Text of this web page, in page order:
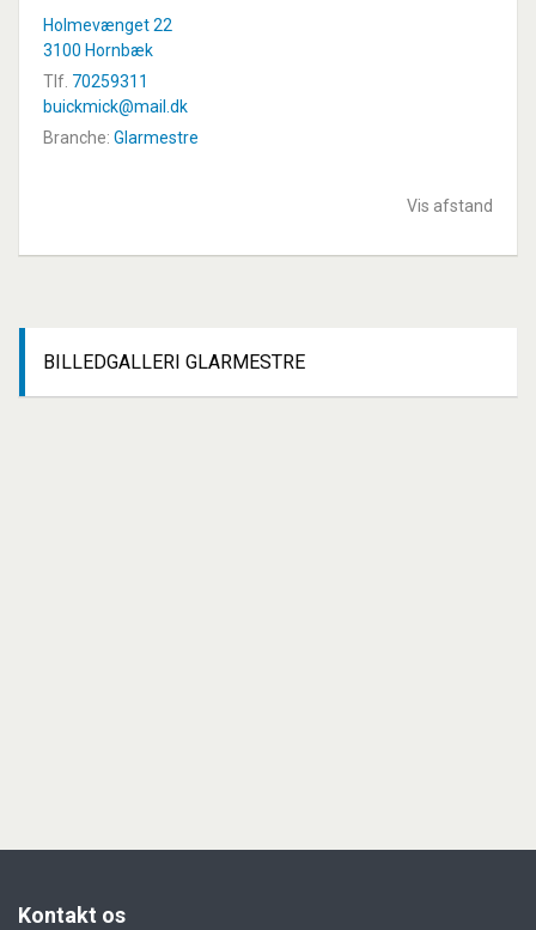
Holmevænget 22
3100 Hornbæk
Tlf. 70259311
buickmick@mail.dk
Branche: Glarmestre
Vis afstand
BILLEDGALLERI GLARMESTRE
Kontakt os